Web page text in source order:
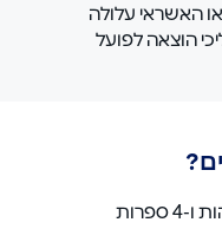
האשראי עלולה
הוצאה לפועל
מזדהים באתר עם תעודת זהות ו-4 ספרות